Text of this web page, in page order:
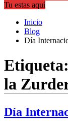
Tu estas aquí
Inicio
Blog
Día
Etiqueta:
la
Día